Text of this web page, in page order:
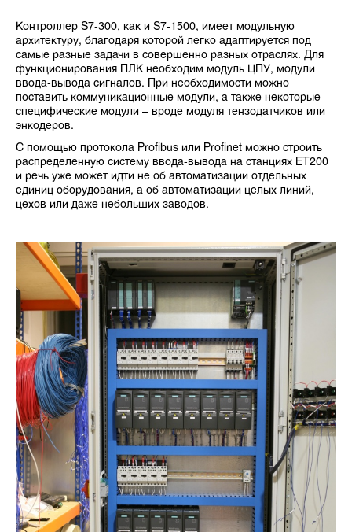
Контроллер S7-300, как и S7-1500, имеет модульную
архитектуру, благодаря которой легко адаптируется под
самые разные задачи в совершенно разных отраслях. Для
функционирования ПЛК необходим модуль ЦПУ, модули
ввода-вывода сигналов. При необходимости можно
поставить коммуникационные модули, а также некоторые
специфические модули – вроде модуля тензодатчиков или
энкодеров.
С помощью протокола Profibus или Profinet можно строить
распределенную систему ввода-вывода на станциях ET200
и речь уже может идти не об автоматизации отдельных
единиц оборудования, а об автоматизации целых линий,
цехов или даже небольших заводов.